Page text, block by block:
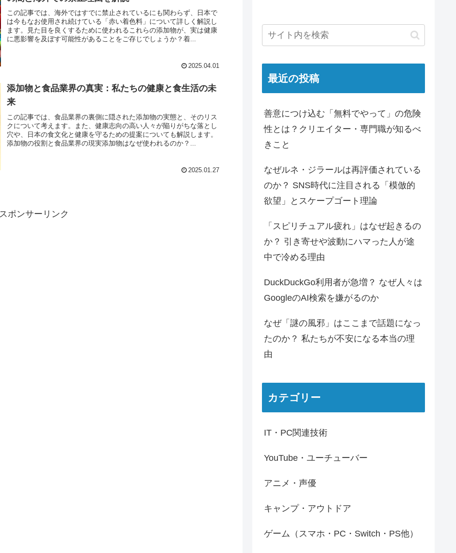
この記事では、海外ではすでに禁止されているにも関わらず、日本で
は今もなお使用され続けている「赤い着色料」について詳しく解説し
ます。見た目を良くするために使われるこれらの添加物が、実は健康
に悪影響を及ぼす可能性があることをご存じでしょうか？着...
2025.04.01
添加物と食品業界の真実：私たちの健康と食生活の未
来
この記事では、食品業界の裏側に隠された添加物の実態と、そのリス
クについて考えます。また、健康志向の高い人々が陥りがちな落とし
穴や、日本の食文化と健康を守るための提案についても解説します。
添加物の役割と食品業界の現実添加物はなぜ使われるのか？...
2025.01.27
スポンサーリンク
最近の投稿
善意につけ込む「無料でやって」の危険
性とは？クリエイター・専門職が知るべ
きこと
なぜルネ・ジラールは再評価されている
のか？ SNS時代に注目される「模倣的
欲望」とスケープゴート理論
「スピリチュアル疲れ」はなぜ起きるの
か？ 引き寄せや波動にハマった人が途
中で冷める理由
DuckDuckGo利用者が急増？ なぜ人々は
GoogleのAI検索を嫌がるのか
なぜ「謎の風邪」はここまで話題になっ
たのか？ 私たちが不安になる本当の理
由
カテゴリー
IT・PC関連技術
YouTube・ユーチューバー
アニメ・声優
キャンプ・アウトドア
ゲーム（スマホ・PC・Switch・PS他）